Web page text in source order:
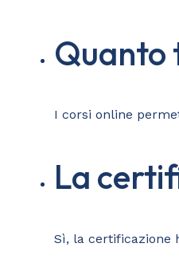
Quanto
I corsi online
La
Sì, la certificazione